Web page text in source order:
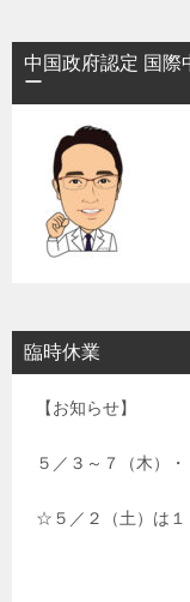
中国政府認定 国際
ー
臨時休業
【お知らせ】
５／３～７（木）
☆５／２（土）は１